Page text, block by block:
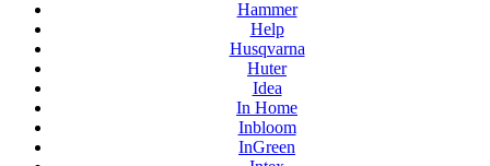
Hammer
Help
Husqvarna
Huter
Idea
In Home
Inbloom
InGreen